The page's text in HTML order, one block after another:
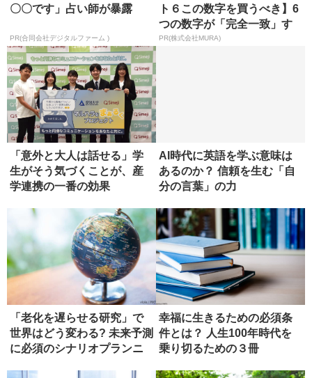
〇〇です」占い師が暴露
PR(合同会社デジタルファーム )
ト６この数字を買うべき】6
つの数字が「完全一致」す
る方...
PR(株式会社MURA)
「意外と大人は話せる」学
生がそう気づくことが、産
学連携の一番の効果
AI時代に英語を学ぶ意味は
あるのか？ 信頼を生む「自
分の言葉」の力
「老化を遅らせる研究」で
世界はどう変わる? 未来予測
に必須のシナリオプランニ
幸福に生きるための必須条
件とは？ 人生100年時代を
乗り切るための３冊